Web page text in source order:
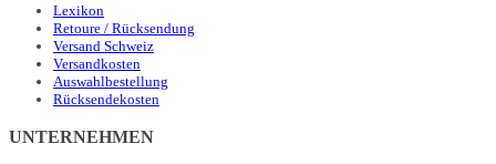
Lexikon
Retoure / Rücksendung
Versand Schweiz
Versandkosten
Auswahlbestellung
Rücksendekosten
UNTERNEHMEN